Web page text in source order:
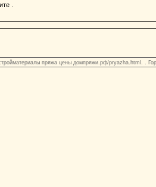
.
пряжа цены домпряжи.рф/pryazha.html. .